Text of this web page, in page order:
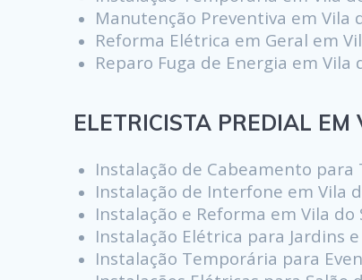
Manutenção Preventiva em Vila
Reforma Elétrica em Geral em
Reparo Fuga de Energia em Vila
ELETRICISTA PREDIAL
Instalação de Cabeamento para
Instalação de Interfone em Vila
Instalação e Reforma em Vila do
Instalação Elétrica para Jardins
Instalação Temporária para